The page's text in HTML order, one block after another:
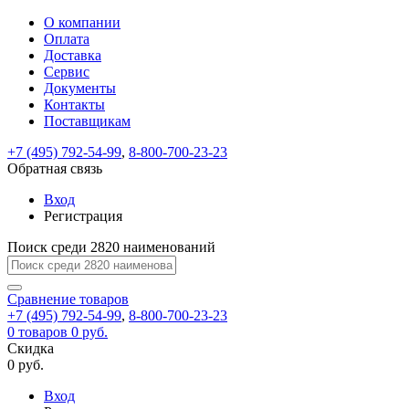
ВходРегистрация
Только
test@example.com
отправлена
по
ней
для
регистрации.
Ок
Только
Запомнить
меня
Забыли
Восстановление
пароля
Заполните
форму.
Мы
отправим
ссылку
на
указанный
электронный
адрес,
перейдя
по
которой
вы
новый
На
вашу
test@test.ru
отправлена
ссылка.
Перейдите
по
для
смены
пароля.
Введите
новый
пароль
Сменить
Пароль
успешно
Войти
Обратная
связь
Сообщение
пользовательского
соглашения
Ваше
сообщение
успешно
О компании
Оплата
Доставка
Сервис
Документы
Контакты
Поставщикам
+7 (495) 792-54-99, 8-800-700-23-23
Обратная связь
Вход
Регистрация
Поиск среди 2820 наименований
Сравнение товаров
+7 (495) 792-54-99, 8-800-700-23-23
0 товаров 0 руб.
Скидка
0 руб.
Вход